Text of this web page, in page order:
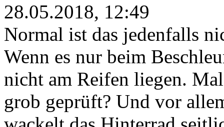
28.05.2018, 12:49
Normal ist das jedenfalls
Wenn es nur beim
nicht am Reifen liegen.
grob geprüft? Und vor